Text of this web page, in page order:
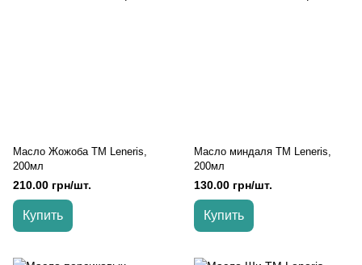
Масло Жожоба TM Leneris,
200мл
210.00 грн/шт.
Купить
Масло миндаля TM Leneris,
200мл
130.00 грн/шт.
Купить